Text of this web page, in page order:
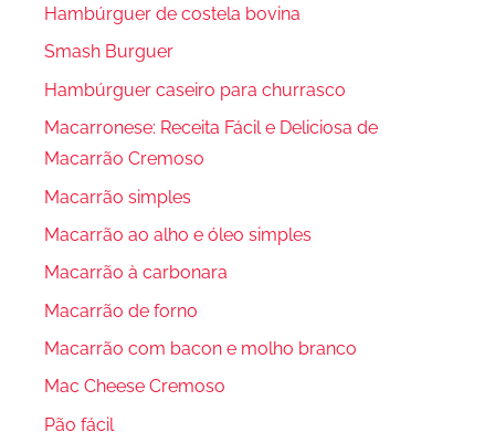
Hambúrguer de costela bovina
Smash Burguer
Hambúrguer caseiro para churrasco
Macarronese: Receita Fácil e Deliciosa de
Macarrão Cremoso
Macarrão simples
Macarrão ao alho e óleo simples
Macarrão à carbonara
Macarrão de forno
Macarrão com bacon e molho branco
Mac Cheese Cremoso
Pão fácil